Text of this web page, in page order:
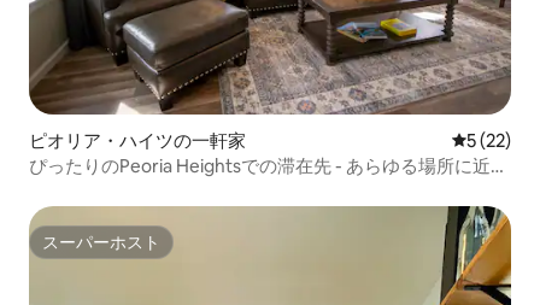
ピオリア・ハイツの一軒家 レビュー
5 (22)
ぴったりのPeoria Heightsでの滞在先 - あらゆる場所に近い
スーパーホスト
スーパーホスト